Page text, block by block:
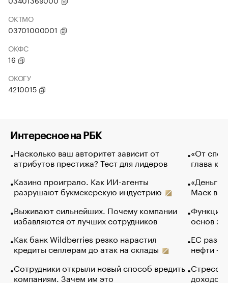
ОКТМО
03701000001
ОКФС
16
ОКОГУ
4210015
Интересное на РБК
Насколько ваш авторитет зависит от
атрибутов престижа? Тест для лидеров
Казино проиграло. Как ИИ-агенты
разрушают букмекерскую индустрию
Выживают сильнейших. Почему компании
избавляются от лучших сотрудников
Как банк Wildberries резко нарастил
кредиты селлерам до атак на склады
Сотрудники открыли новый способ вредить
компаниям. Зачем им это
«От
глава
«Деньги
Маск в
Функции
основ
ЕС
нефти —
Стресс
доходов